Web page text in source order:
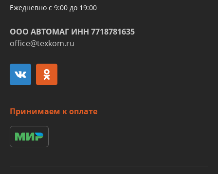
Ежедневно с 9:00 до 19:00
ООО АВТОМАГ ИНН 7718781635
office@texkom.ru
Принимаем к оплате